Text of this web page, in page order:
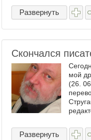
Развернуть
Скончался
мой
(26.
Развернуть